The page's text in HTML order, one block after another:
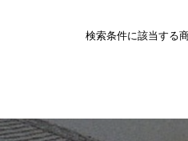
検索条件に該当する